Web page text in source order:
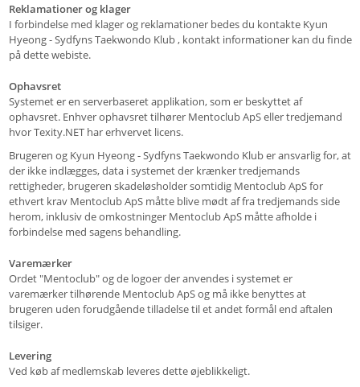
Reklamationer og klager
I forbindelse med klager og reklamationer bedes du kontakte Kyun
Hyeong - Sydfyns Taekwondo Klub , kontakt informationer kan du finde
på dette webiste.
Ophavsret
Systemet er en serverbaseret applikation, som er beskyttet af
ophavsret. Enhver ophavsret tilhører Mentoclub ApS eller tredjemand
hvor Texity.NET har erhvervet licens.
Brugeren og Kyun Hyeong - Sydfyns Taekwondo Klub er ansvarlig for, at
der ikke indlægges, data i systemet der krænker tredjemands
rettigheder, brugeren skadeløsholder somtidig Mentoclub ApS for
ethvert krav Mentoclub ApS måtte blive mødt af fra tredjemands side
herom, inklusiv de omkostninger Mentoclub ApS måtte afholde i
forbindelse med sagens behandling.
Varemærker
Ordet "Mentoclub" og de logoer der anvendes i systemet er
varemærker tilhørende Mentoclub ApS og må ikke benyttes at
brugeren uden forudgående tilladelse til et andet formål end aftalen
tilsiger.
Levering
Ved køb af medlemskab leveres dette øjeblikkeligt.